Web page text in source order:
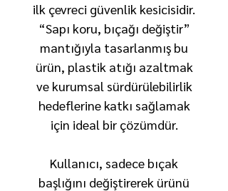
ilk çevreci güvenlik kesicisidir.
“Sapı koru, bıçağı değiştir”
mantığıyla tasarlanmış bu
ürün, plastik atığı azaltmak
ve kurumsal sürdürülebilirlik
hedeflerine katkı sağlamak
için ideal bir çözümdür.
Kullanıcı, sadece bıçak
başlığını değiştirerek ürünü